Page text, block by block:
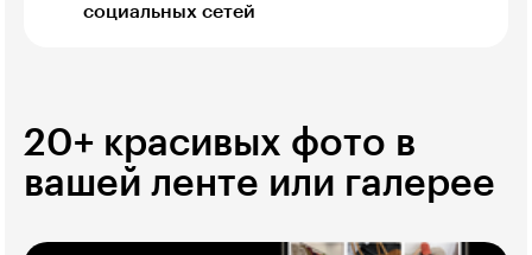
социальных сетей
20+ красивых фото в
вашей ленте или галерее